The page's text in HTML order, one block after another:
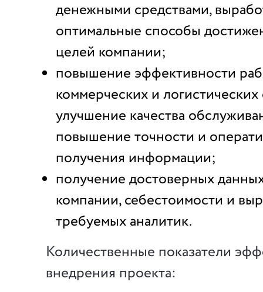
денежными средствами,
оптимальные способы
целей компании;
повышение эффективности
коммерческих и
улучшение качества
повышение точности и
получения информации;
получение достоверных
компании, себестоимости и
требуемых аналитик.
Количественные показатели
внедрения проекта: